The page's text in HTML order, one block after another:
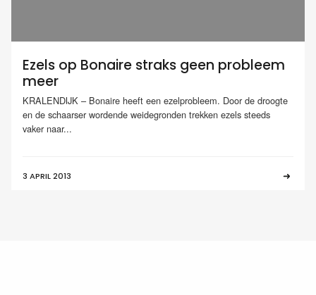
Ezels op Bonaire straks geen probleem
meer
KRALENDIJK – Bonaire heeft een ezelprobleem. Door de droogte
en de schaarser wordende weidegronden trekken ezels steeds
vaker naar...
3 APRIL 2013